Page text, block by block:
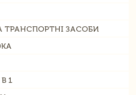
ТРАНСПОРТНІ ЗАСОБИ
1